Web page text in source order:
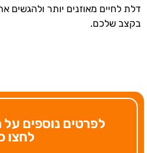
דלת לחיים מאוזנים יותר
בקצב שלכם.
לפרטים נוספים על
לחצו